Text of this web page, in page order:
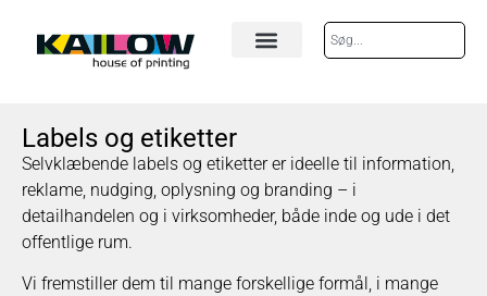
Labels og etiketter
Selvklæbende labels og etiketter er ideelle til information,
reklame, nudging, oplysning og branding – i
detailhandelen og i virksomheder, både inde og ude i det
offentlige rum.
Vi fremstiller dem til mange forskellige formål, i mange